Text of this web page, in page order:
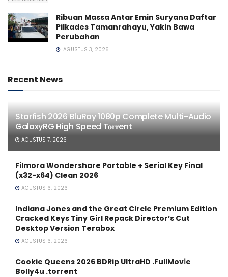
Ribuan Massa Antar Emin Suryana Daftar
Pilkades Tamanrahayu, Yakin Bawa
Perubahan
AGUSTUS 3, 2026
Recent News
Starfish 2026 BluRay 1080p Complete Multi-Audio
GalaxyRG High Speed T𝐨𝐫𝐫ent
AGUSTUS 7, 2026
Filmora Wondershare Portable + Serial Key Final
(x32-x64) Clean 2026
AGUSTUS 6, 2026
Indiana Jones and the Great Circle Premium Edition
Cracked Keys Tiny Girl Repack Director’s Cut
Desktop Version Terabox
AGUSTUS 6, 2026
Cookie Queens 2026 BDRip UltraHD .FullMov𝗂e
Bolly4u .torrent